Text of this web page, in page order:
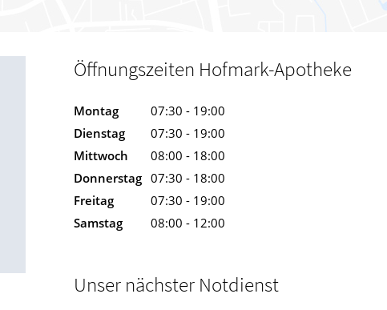
Öffnungszeiten Hofmark-Apotheke
Montag
07:30 - 19:00
Dienstag
07:30 - 19:00
Mittwoch
08:00 - 18:00
Donnerstag 07:30 - 18:00
Freitag
07:30 - 19:00
Samstag
08:00 - 12:00
Unser nächster Notdienst